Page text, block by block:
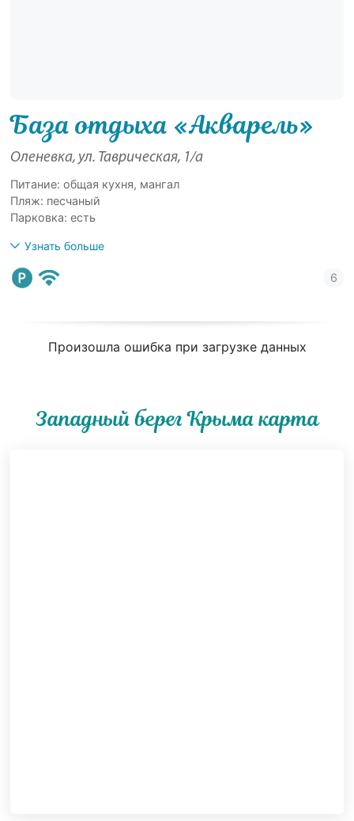
База отдыха «Акварель»
Оленевка, ул. Таврическая, 1/а
Питание: общая кухня, мангал
Пляж: песчаный
Парковка: есть
Узнать больше
Произошла ошибка при загрузке данных
Западный берег Крыма карта